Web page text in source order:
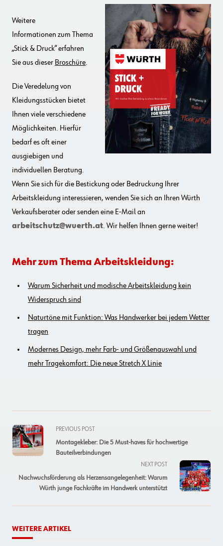
Weitere
Informationen zum Thema
„Stick & Druck“ erfahren
Sie aus dieser Broschüre.
Die Veredelung von
Kleidungsstücken bietet
Ihnen viele verschiedene
Möglichkeiten. Hierfür
bedarf es oft einer
ausgiebigen und
individuellen Beratung.
Wenn Sie sich für die Bestickung oder Bedruckung Ihrer
Arbeitskleidung interessieren, wenden Sie sich an Ihren Würth
Verkaufsberater oder senden eine E-Mail an
arbeitschutz@wuerth.at. Wir helfen Ihnen gerne weiter!
Mehr zum Thema Arbeitskleidung:
Warum Sicherheit und modische Arbeitskleidung kein
Widerspruch sind
Naturtöne mit Funktion: Was Handwerker bei jedem Wetter
tragen
Modernes Design, mehr Farb- und Größenauswahl und
mehr Tragekomfort: Die neue Stretch X Linie
<span
class="nav-
subtitle
reader-
text">Page</span>
PREVIOUS POST
Montagekleber: Die 5 Must-haves für hochwertige
Bauteilverbindungen
NEXT POST
Nachwuchsförderung als Herzensangelegenheit: Warum
Würth junge Fachkräfte im Handwerk unterstützt
WEITERE ARTIKEL